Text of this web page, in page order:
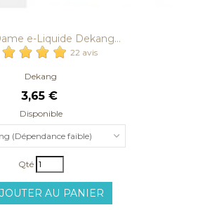
e-Liquide Dekang...
22 avis
Dekang
3,65 €
Disponible
(Dépendance faible)
Qté
AU PANIER